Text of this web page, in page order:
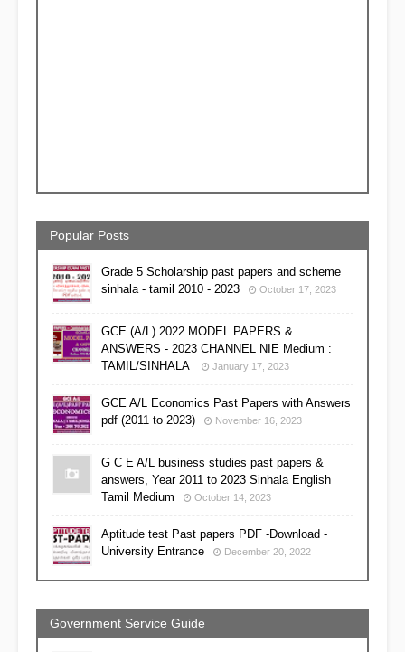
Popular Posts
Grade 5 Scholarship past papers and scheme
sinhala - tamil 2010 - 2023
October 17, 2023
GCE (A/L) 2022 MODEL PAPERS &
ANSWERS - 2023 CHANNEL NIE Medium :
TAMIL/SINHALA
January 17, 2023
GCE A/L Economics Past Papers with Answers
pdf (2011 to 2023)
November 16, 2023
G C E A/L business studies past papers &
answers, Year 2011 to 2023 Sinhala English
Tamil Medium
October 14, 2023
Aptitude test Past papers PDF -Download -
University Entrance
December 20, 2022
Government Service Guide